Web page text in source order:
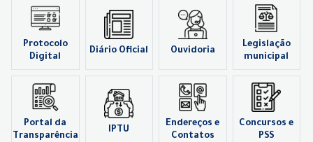
Protocolo
Digital
Diário Oficial Ouvidoria
Legislação
municipal
Portal da
Transparência
IPTU
Endereços e
Contatos
Concursos e
PSS